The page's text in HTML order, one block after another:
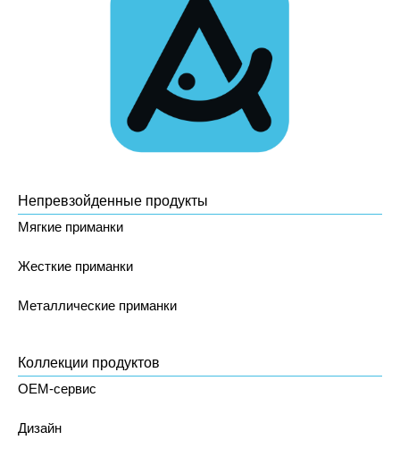
Непревзойденные продукты
Мягкие приманки
Жесткие приманки
Металлические приманки
Коллекции продуктов
OEM-сервис
Дизайн